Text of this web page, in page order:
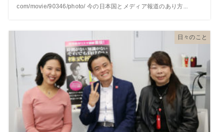
com/movie/90346/photo/ 今の日本国とメディア報道のあり方...
日々のこと